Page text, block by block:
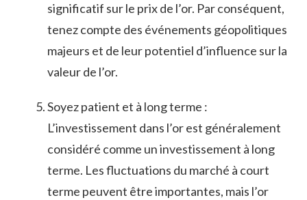
‍significatif sur le prix de ‌l’or. Par conséquent,
⁣tenez compte des événements géopolitiques
majeurs et de leur⁢ potentiel d’influence sur la⁤
valeur de ​l’or.
Soyez⁤ patient et à long terme :
L’investissement dans l’or est généralement
considéré comme⁣ un investissement à long
terme. Les fluctuations du marché à court⁤
terme peuvent être importantes, mais l’or